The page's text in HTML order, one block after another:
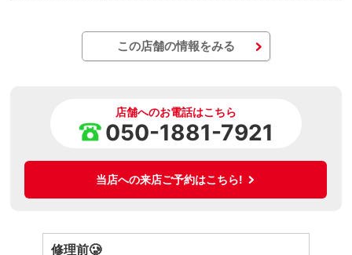
この店舗の情報をみる
店舗へのお電話はこちら
050-1881-7921
当店への来店ご予約はこちら!
修理前🥲